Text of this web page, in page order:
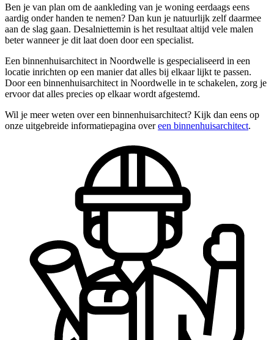
Ben je van plan om de aankleding van je woning eerdaags eens
aardig onder handen te nemen? Dan kun je natuurlijk zelf daarmee
aan de slag gaan. Desalniettemin is het resultaat altijd vele malen
beter wanneer je dit laat doen door een specialist.
Een binnenhuisarchitect in Noordwelle is gespecialiseerd in een
locatie inrichten op een manier dat alles bij elkaar lijkt te passen.
Door een binnenhuisarchitect in Noordwelle in te schakelen, zorg je
ervoor dat alles precies op elkaar wordt afgestemd.
Wil je meer weten over een binnenhuisarchitect? Kijk dan eens op
onze uitgebreide informatiepagina overeen binnenhuisarchitect.